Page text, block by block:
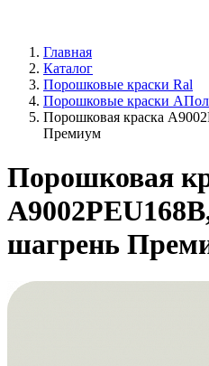
Главная
Каталог
Порошковые краски Ral
Порошковые краски
Порошковая краска
Премиум
Порошковая
шагрень